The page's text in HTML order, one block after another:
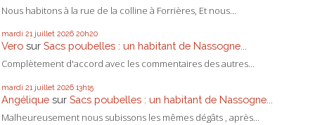
Nous habitons à la rue de la colline à Forrières, Et nous...
mardi 21 juillet 2026 20h20
Vero sur Sacs poubelles : un habitant de Nassogne...
Complètement d'accord avec les commentaires des autres...
mardi 21 juillet 2026 13h15
Angélique sur Sacs poubelles : un habitant de Nassogne...
Malheureusement nous subissons les mêmes dégâts , après...